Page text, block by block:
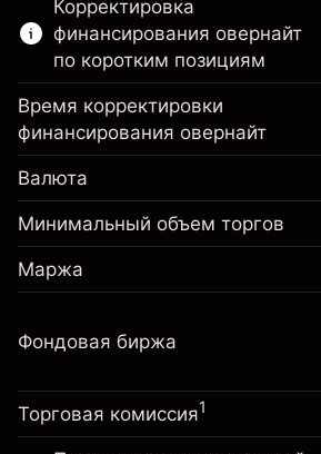
Маржа. Ваши
инвестиции
Корректировка за
овернайт
Сборы рассчитываются от
полной стоимости позиции
~$20,000.00
Корректировка
финансирования овернайт
по коротким позициям
Маржа. Ваши
инвестиции
овернайт
полной стоимости позиции
Размер сделки с левереджем
~$20,000.00
Время корректировки
финансирования овернайт
Валюта
Минимальный объем торгов
Маржа
Фондовая биржа
Торговая комиссия1